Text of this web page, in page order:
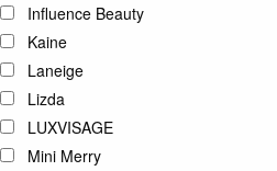
Influence Beauty
Kaine
Laneige
Lizda
LUXVISAGE
Mini Merry